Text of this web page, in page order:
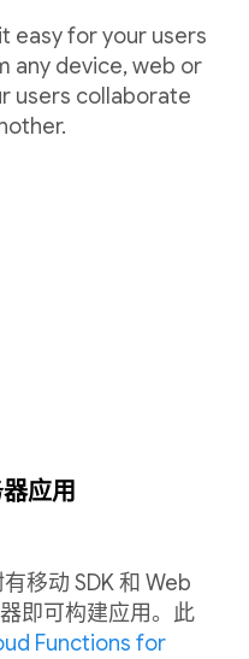
easy for your users
any device, web or
users collaborate
应用
移动 SDK 和 Web
即可构建应用。此
Functions for